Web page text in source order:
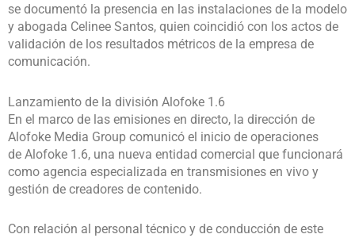
se documentó la presencia en las instalaciones de la modelo
y abogada Celinee Santos, quien coincidió con los actos de
validación de los resultados métricos de la empresa de
comunicación.
Lanzamiento de la división Alofoke 1.6
En el marco de las emisiones en directo, la dirección de
Alofoke Media Group comunicó el inicio de operaciones
de Alofoke 1.6, una nueva entidad comercial que funcionará
como agencia especializada en transmisiones en vivo y
gestión de creadores de contenido.
Con relación al personal técnico y de conducción de este